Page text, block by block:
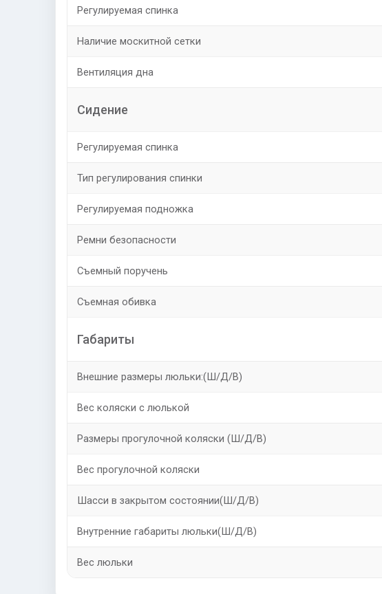
Регулируемая спинка
Наличие москитной сетки
Вентиляция дна
Сидение
Регулируемая спинка
Тип регулирования спинки
Регулируемая подножка
Ремни безопасности
Съемный поручень
Съемная обивка
Габариты
Внешние размеры люльки:(Ш/Д/В)
Вес коляски с люлькой
Размеры прогулочной коляски (Ш/Д/В)
Вес прогулочной коляски
Шасси в закрытом состоянии(Ш/Д/В)
Внутренние габариты люльки(Ш/Д/В)
Вес люльки